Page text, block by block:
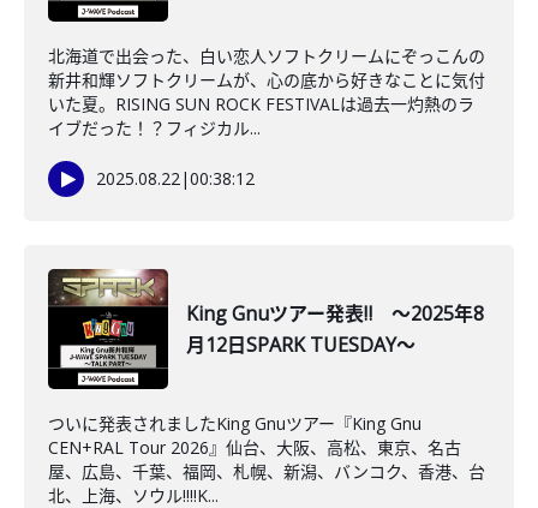
北海道で出会った、白い恋人ソフトクリームにぞっこんの
新井和輝ソフトクリームが、心の底から好きなことに気付
いた夏。RISING SUN ROCK FESTIVALは過去一灼熱のラ
イブだった！？フィジカル...
2025.08.22|00:38:12
King Gnuツアー発表‼ ～2025年8
月12日SPARK TUESDAY～
ついに発表されましたKing Gnuツアー『King Gnu
CEN+RAL Tour 2026』仙台、大阪、高松、東京、名古
屋、広島、千葉、福岡、札幌、新潟、バンコク、香港、台
北、上海、ソウル‼‼K...